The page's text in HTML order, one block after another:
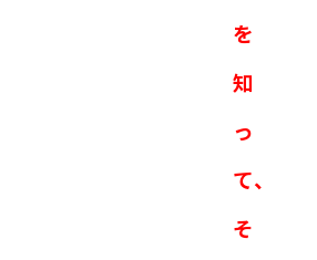
を
知
っ
て、
そ